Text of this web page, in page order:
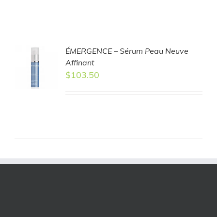
ÉMERGENCE – Sérum Peau Neuve
Affinant
$103.50